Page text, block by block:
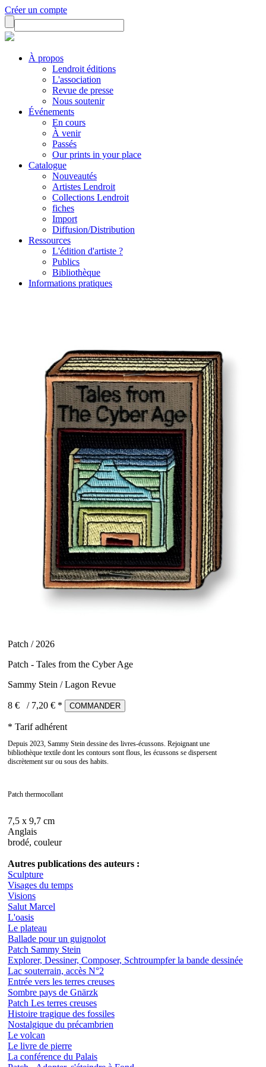
Créer un compte
À propos
Lendroit éditions
L'association
Revue de presse
Nous soutenir
Événements
En cours
À venir
Passés
Our prints in your place
Catalogue
Nouveautés
Artistes Lendroit
Collections Lendroit
fiches
Import
Diffusion/Distribution
Ressources
L'édition d'artiste ?
Publics
Bibliothèque
Informations pratiques
Patch / 2026
Patch - Tales from the Cyber Age
Sammy Stein / Lagon Revue
8 € / 7,20 € * COMMANDER
* Tarif adhérent
Depuis 2023, Sammy Stein dessine des livres-écussons. Rejoignant une
bibliothèque textile dont les contours sont flous, les écussons se dispersent
discrètement sur ou sous des habits.
Patch thermocollant
7,5 x 9,7 cm
Anglais
brodé, couleur
Autres publications des auteurs :
Sculpture
Visages du temps
Visions
Salut Marcel
L'oasis
Le plateau
Ballade pour un guignolot
Patch Sammy Stein
Explorer, Dessiner, Composer, Schtroumpfer la bande dessinée
Lac souterrain, accès N°2
Entrée vers les terres creuses
Sombre pays de Gnärzk
Patch Les terres creuses
Histoire tragique des fossiles
Nostalgique du précambrien
Le volcan
Le livre de pierre
La conférence du Palais